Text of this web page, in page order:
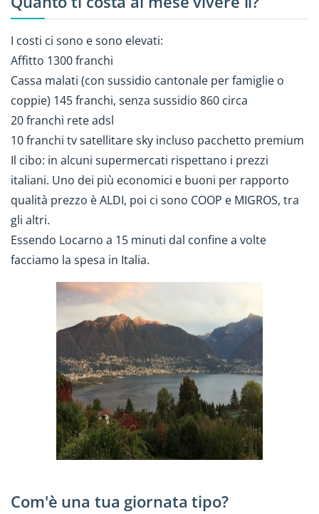
I costi ci sono e sono elevati:
Affitto 1300 franchi
Cassa malati (con sussidio cantonale per famiglie o
coppie) 145 franchi, senza sussidio 860 circa
20 franchi rete adsl
10 franchi tv satellitare sky incluso pacchetto premium
Il cibo: in alcuni supermercati rispettano i prezzi
italiani. Uno dei più economici e buoni per rapporto
qualità prezzo è ALDI, poi ci sono COOP e MIGROS, tra
gli altri.
Essendo Locarno a 15 minuti dal confine a volte
facciamo la spesa in Italia.
Com'è una tua giornata tipo?